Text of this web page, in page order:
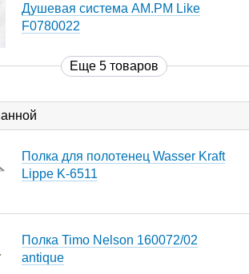
Душевая система AM.PM Like
F0780022
Еще 5 товаров
Полка для полотенец Wasser Kraft
Lippe K-6511
Полка Timo Nelson 160072/02
antique